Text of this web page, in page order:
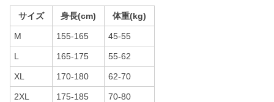
サイズ 身長(cm) 体重(kg)
M 155-165 45-55
L 165-175 55-62
XL 170-180 62-70
2XL 175-185 70-80